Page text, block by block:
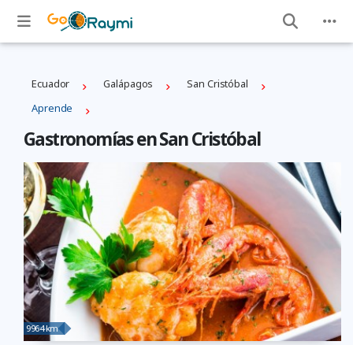
Ecuador Galápagos
San Cristóbal
Aprende
Gastronomías en San Cristóbal
9964 km